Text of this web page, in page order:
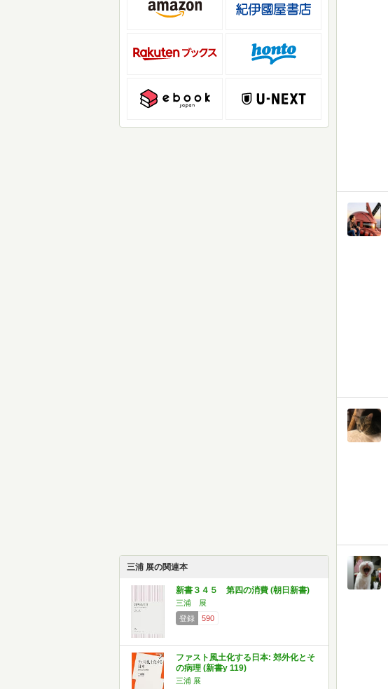
三浦 展の関連本
新書３４５ 第四の消費 (朝日新書)
三浦 展
登録
590
ファスト風土化する日本: 郊外化とそ
の病理 (新書y 119)
三浦 展